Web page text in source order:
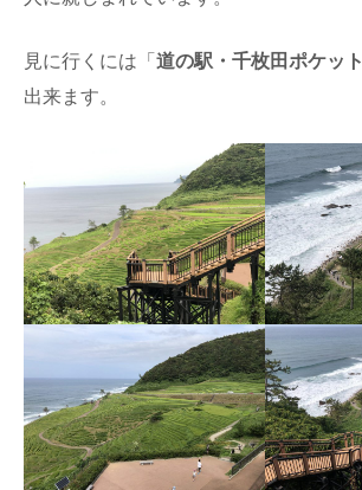
見に行くには「 道の駅・千枚田ポケット
出来ます。